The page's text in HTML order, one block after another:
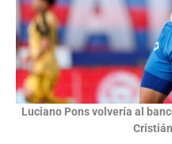
Luciano Pons volvería al